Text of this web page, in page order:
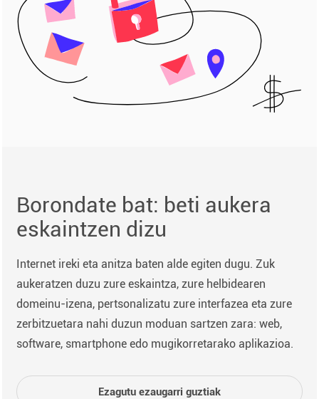
Borondate bat: beti aukera
eskaintzen dizu
Internet ireki eta anitza baten alde egiten dugu. Zuk
aukeratzen duzu zure eskaintza, zure helbidearen
domeinu-izena, pertsonalizatu zure interfazea eta zure
zerbitzuetara nahi duzun moduan sartzen zara: web,
software, smartphone edo mugikorretarako aplikazioa.
Ezagutu ezaugarri guztiak